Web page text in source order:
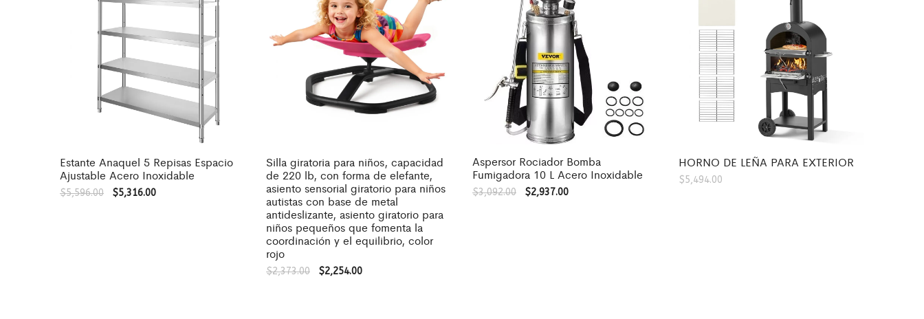
Estante Anaquel 5 Repisas Espacio
Ajustable Acero Inoxidable
$5,596.00 $5,316.00
Silla giratoria para niños, capacidad
de 220 lb, con forma de elefante,
asiento sensorial giratorio para niños
autistas con base de metal
antideslizante, asiento giratorio para
niños pequeños que fomenta la
coordinación y el equilibrio, color
rojo
$2,373.00 $2,254.00
Aspersor Rociador Bomba
Fumigadora 10 L Acero Inoxidable
$3,092.00 $2,937.00
HORNO DE LEÑA PARA EXTERIOR
$5,494.00